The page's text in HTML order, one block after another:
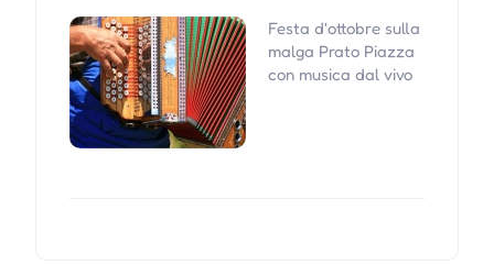
Festa d'ottobre sulla
malga Prato Piazza
con musica dal vivo